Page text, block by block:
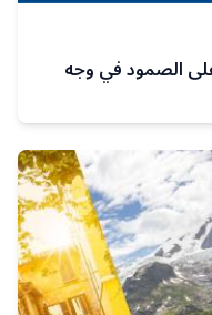
الصمود في وجه